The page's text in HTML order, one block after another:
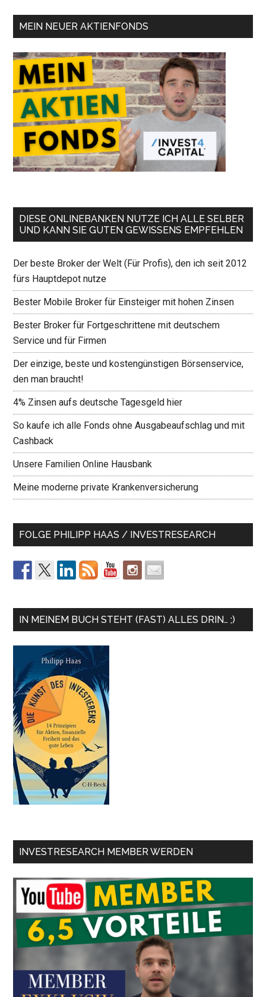
MEIN NEUER AKTIENFONDS
DIESE ONLINEBANKEN NUTZE ICH ALLE SELBER
UND KANN SIE GUTEN GEWISSENS EMPFEHLEN
Der beste Broker der Welt (Für Profis), den ich seit 2012
fürs Hauptdepot nutze
Bester Mobile Broker für Einsteiger mit hohen Zinsen
Bester Broker für Fortgeschrittene mit deutschem
Service und für Firmen
Der einzige, beste und kostengünstigen Börsenservice,
den man braucht!
4% Zinsen aufs deutsche Tagesgeld hier
So kaufe ich alle Fonds ohne Ausgabeaufschlag und mit
Cashback
Unsere Familien Online Hausbank
Meine moderne private Krankenversicherung
FOLGE PHILIPP HAAS / INVESTRESEARCH
IN MEINEM BUCH STEHT (FAST) ALLES DRIN… ;)
INVESTRESEARCH MEMBER WERDEN